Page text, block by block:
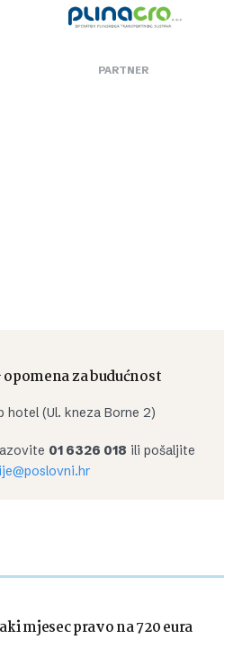
PARTNER
za budućnost
hotel (Ul. kneza Borne 2)
01 6326 018 ili pošaljite
mjesec pravo na 720 eura